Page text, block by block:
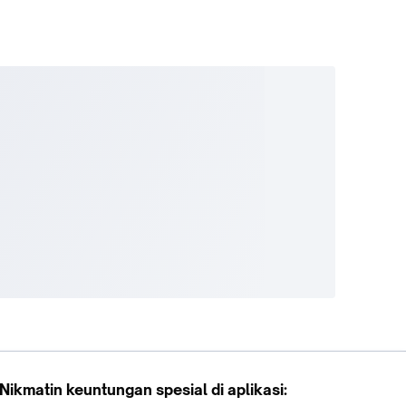
Nikmatin keuntungan spesial di aplikasi: